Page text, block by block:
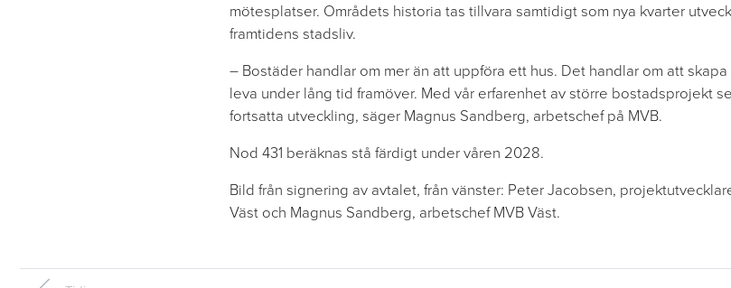
mötesplatser. Områdets historia tas tillvara samtidigt som nya kvarter
framtidens stadsliv.
– Bostäder handlar om mer än att uppföra ett hus. Det handlar om att
leva under lång tid framöver. Med vår erfarenhet av större bostadsprojekt
fortsatta utveckling, säger Magnus Sandberg, arbetschef på MVB.
Nod 431 beräknas stå färdigt under våren 2028.
Bild från signering av avtalet, från vänster: Peter Jacobsen,
Väst och Magnus Sandberg, arbetschef MVB Väst.